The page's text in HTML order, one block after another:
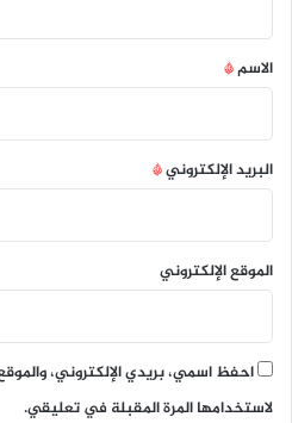
*
الاسم*
البريد الإلكتروني*
الموقع الإلكتروني
احفظ اسمي، بريدي الإلكتروني،
لاستخدامها المرة المقبلة في تعليقي.